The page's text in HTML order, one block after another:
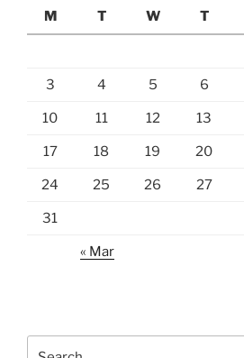
M
T W T
3 4 5 6
10 11 12 13
17 18 19 20
24 25 26 27
31
« Mar